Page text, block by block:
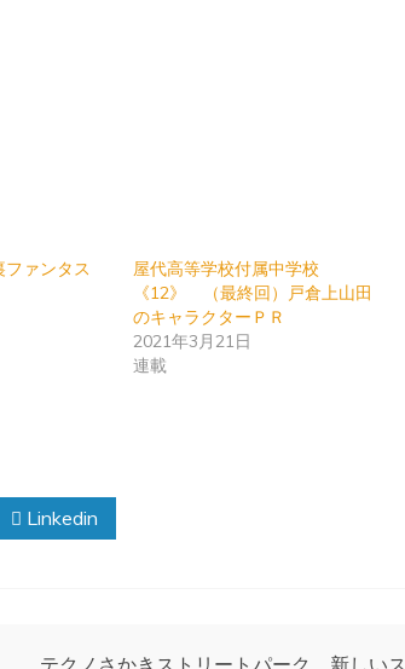
ァンタス
屋代高等学校付属中学校
《12》 （最終回）戸倉上山田
のキャラクターＰＲ
2021年3月21日
連載
Linkedin
テクノさかきストリートパーク 新しいス